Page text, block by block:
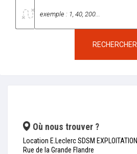
RECHERCHER
Où nous trouver ?
Location E.Leclerc SDSM EXPLOITATION
Rue de la Grande Flandre